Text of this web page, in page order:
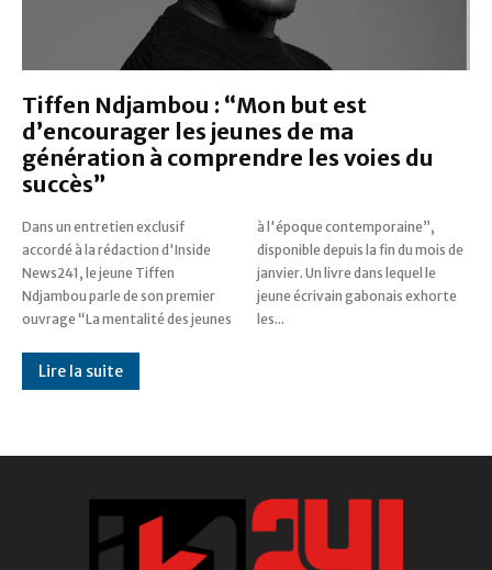
Tiffen Ndjambou : “Mon but est
d’encourager les jeunes de ma
génération à comprendre les voies du
succès”
Dans un entretien exclusif
accordé à la rédaction d'Inside
News241, le jeune Tiffen
Ndjambou parle de son premier
ouvrage “La mentalité des jeunes
à l'époque contemporaine”,
disponible depuis la fin du mois de
janvier. Un livre dans lequel le
jeune écrivain gabonais exhorte
les...
Lire la suite